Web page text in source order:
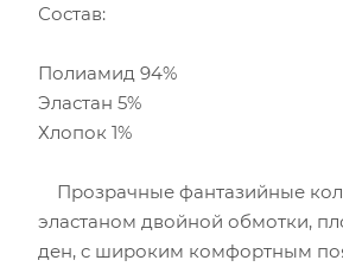
Состав:
Полиамид 94%
Эластан 5%
Хлопок 1%
Прозрачные фантазийные
эластаном двойной обмотки,
ден, c широким комфортным